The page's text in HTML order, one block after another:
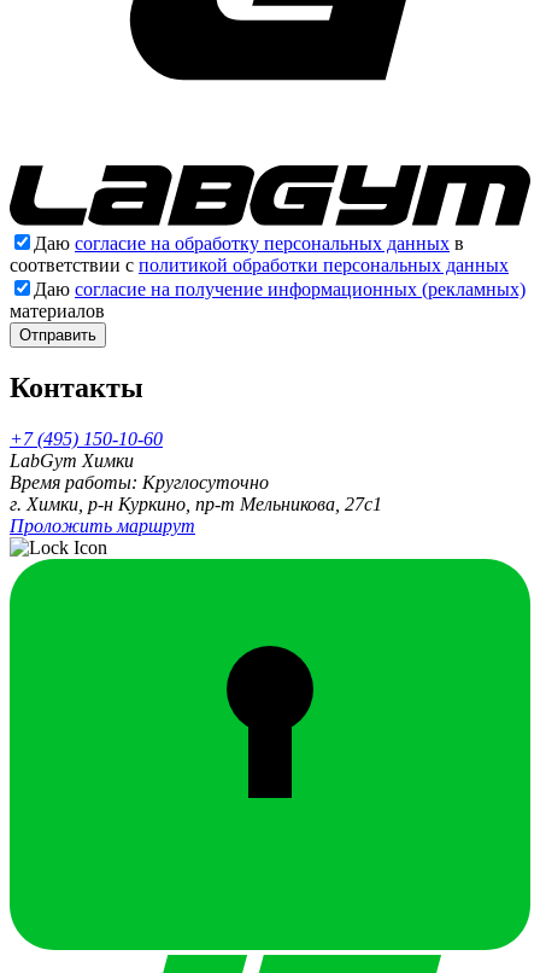
Даю согласие на обработку персональных данных в
соответствии с политикой обработки персональных данных
Даю согласие на получение информационных (рекламных)
материалов
Отправить
Контакты
+7 (495) 150-10-60
LabGym Химки
Время работы: Круглосуточно
г. Химки, р-н Куркино, пр-т Мельникова, 27c1
Проложить маршрут